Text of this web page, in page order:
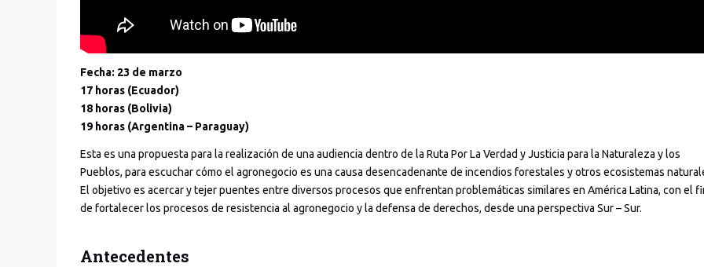
Fecha: 23 de marzo
17 horas (Ecuador)
18 horas (Bolivia)
19 horas (Argentina – Paraguay)
Esta es una propuesta para la realización de una audiencia dentro de la Ruta Por La Verdad y Justicia para la Naturaleza y los
Pueblos, para escuchar cómo el agronegocio es una causa desencadenante de incendios forestales y otros ecosistemas
El objetivo es acercar y tejer puentes entre diversos procesos que enfrentan problemáticas similares en América Latina, con el
de fortalecer los procesos de resistencia al agronegocio y la defensa de derechos, desde una perspectiva Sur – Sur.
Antecedentes